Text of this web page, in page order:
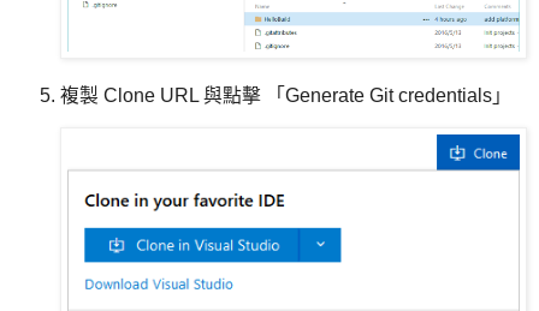
複製 Clone URL 與點擊 「Generate Git credentials」